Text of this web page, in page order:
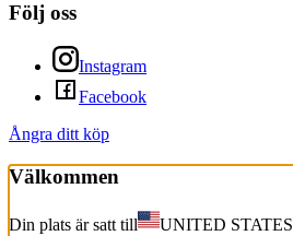
Följ oss
Instagram
Facebook
Ångra ditt köp
Välkommen
Din plats är satt till
UNITED STATES